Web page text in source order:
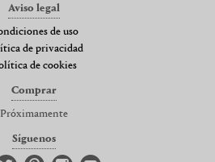
Aviso legal
de uso
de privacidad
de cookies
Comprar
Próximamente
Síguenos